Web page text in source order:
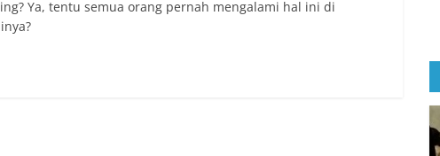
Ya, tentu semua orang pernah mengalami hal ini di